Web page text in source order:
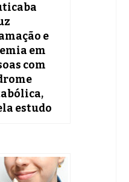
e
em
com
estudo